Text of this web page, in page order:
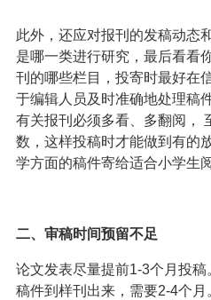
此外，还应对报刊的发稿动态
是哪一类进行研究，最后看看
刊的哪些栏目，投寄时最好在
于编辑人员及时准确地处理稿
有关报刊必须多看、多翻阅，
数，这样投稿时才能做到有的
学方面的稿件寄给适合小学生
二、审稿时间预留不足
论文发表尽量提前1-3个月投
稿件到样刊出来，需要2-4个